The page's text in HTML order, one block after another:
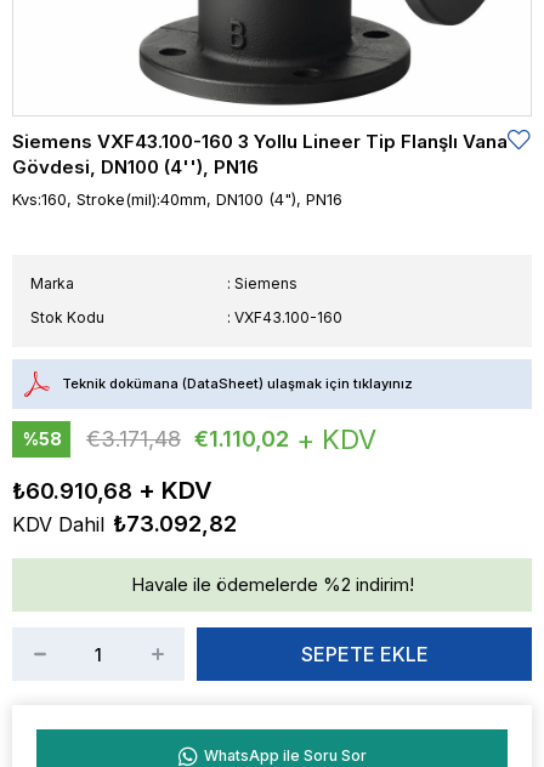
Siemens VXF43.100-160 3 Yollu Lineer Tip Flanşlı Vana
Gövdesi, DN100 (4''), PN16
Kvs:160, Stroke(mil):40mm, DN100 (4"), PN16
Marka : Siemens
Stok Kodu
VXF43.100-160
Teknik dokümana (DataSheet) ulaşmak için tıklayınız
%58
€3.171,48 €1.110,02 + KDV
₺60.910,68
KDV Dahil ₺73.092,82
Havale ile ödemelerde %2 indirim!
WhatsApp ile Soru Sor